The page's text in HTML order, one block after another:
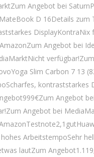
Angebot bei
D 16Details zum
DisplayKontraNix
Angebot bei
Slim Carbon 7 13
kontraststarkes
Angebot
Angebot bei
ArbeitstempoSehr
lautZum